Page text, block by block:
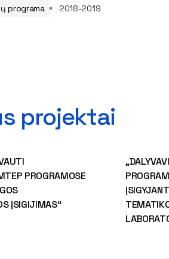
programa 2018-2019
projektai
PROGRAMOSE
ĮSIGIJIMAS“